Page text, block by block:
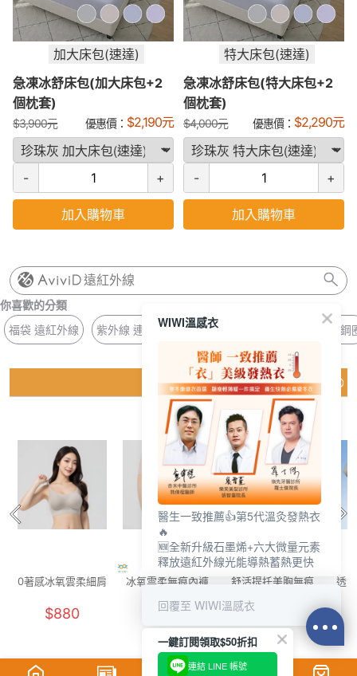
加大床包(速達)
急凍冰舒床包(加大床包+2
個枕套)
$3,900元 優惠價： $2,190元
- +
加入購物車
特大床包(速達)
急凍冰舒床包(特大床包+2
個枕套)
$4,000元 優惠價： $2,290元
- +
加入購物車
遠紅外線
你喜歡的分類
福袋 遠紅外線
紫外線 連帽 涼感 排汗 長版 無鋼
猜你喜歡
0著感冰氧雲柔細肩
$880
冰氧雲柔無痕內褲
(燕麥奶 F)
$250
舒活提托美胸無痕
內衣(清新綠 女M-
透
WIWI溫感衣
醫生一致推薦👍第5代溫灸發熱衣
🔥
🆕全新升級石墨烯+六大微量元素
釋放遠紅外線光能導熱蓄熱更快
回覆至 WIWI溫感衣
一鍵訂閱領取$50折扣
連結 LINE 帳號